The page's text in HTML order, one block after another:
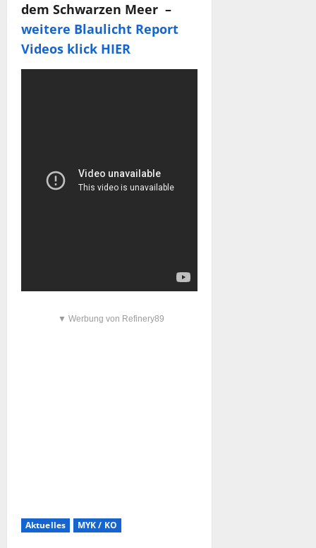
dem Schwarzen Meer –
weitere Blaulicht Report
Videos klick HIER
▼ Werbung von Refinery89
Aktuelles MYK / KO